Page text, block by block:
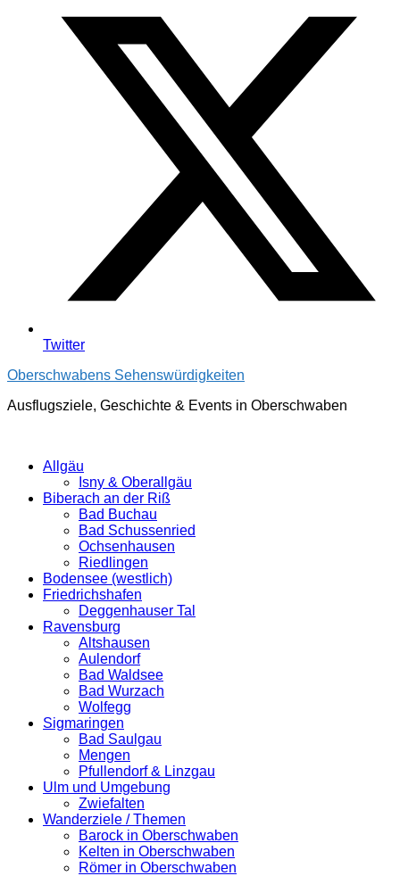
Twitter
Oberschwabens Sehenswürdigkeiten
Ausflugsziele, Geschichte & Events in Oberschwaben
Allgäu
Isny & Oberallgäu
Biberach an der Riß
Bad Buchau
Bad Schussenried
Ochsenhausen
Riedlingen
Bodensee (westlich)
Friedrichshafen
Deggenhauser Tal
Ravensburg
Altshausen
Aulendorf
Bad Waldsee
Bad Wurzach
Wolfegg
Sigmaringen
Bad Saulgau
Mengen
Pfullendorf & Linzgau
Ulm und Umgebung
Zwiefalten
Wanderziele / Themen
Barock in Oberschwaben
Kelten in Oberschwaben
Römer in Oberschwaben